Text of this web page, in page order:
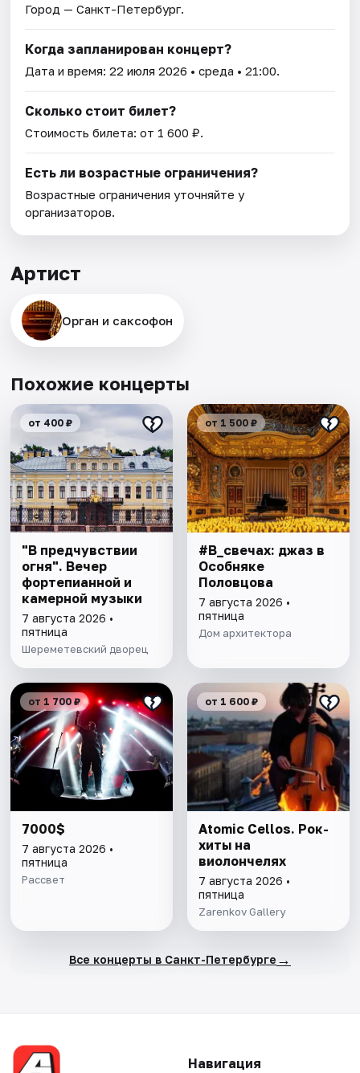
Город — Санкт-Петербург.
Когда запланирован концерт?
Дата и время:22 июля 2026 • среда • 21:00.
Сколько стоит билет?
Стоимость билета: от 1 600 ₽.
Есть ли возрастные ограничения?
Возрастные ограничения уточняйте у
организаторов.
Артист
Орган и саксофон
Похожие концерты
от 400 ₽
"В предчувствии
огня". Вечер
фортепианной и
камерной музыки
7 августа 2026 •
пятница
Шереметевский дворец
от 1 500 ₽
#В_свечах: джаз в
Особняке
Половцова
7 августа 2026 •
пятница
Дом архитектора
от 1 700 ₽
7000$
7 августа 2026 •
пятница
Рассвет
от 1 600 ₽
Atomic Cellos. Рок-
хиты на
виолончелях
7 августа 2026 •
пятница
Zarenkov Gallery
Все концерты в Санкт-Петербурге →
Навигация